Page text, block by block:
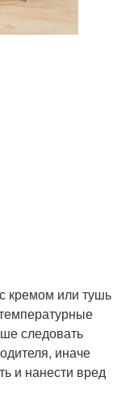
кремом или тушь
следовать
иначе
и нанести вред